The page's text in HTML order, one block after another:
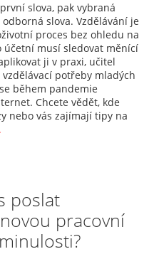
slova, pak vybraná
slova. Vzdělávání je
proces bez ohledu na
účetní musí sledovat měnící
ji v praxi, učitel
potřeby mladých
během pandemie
Chcete vědět, kde
nebo vás zajímají tipy na
poslat
pracovní